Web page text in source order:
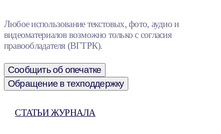
Любое использование текстовых, фото, аудио и
видеоматериалов возможно только с согласия
правообладателя (ВГТРК).
Сообщить об опечатке
Обращение в техподдержку
СТАТЬИ ЖУРНАЛА